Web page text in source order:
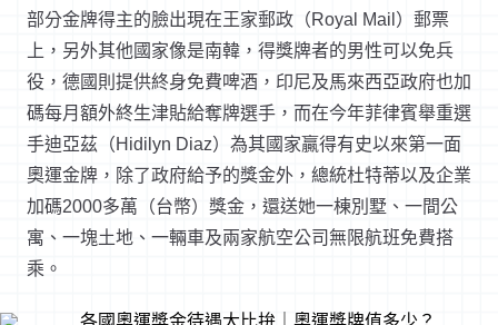
部分金牌得主的臉出現在王家郵政（Royal Mail）郵票
上，另外其他國家像是南韓，得獎牌者的男性可以免兵
役，德國則提供終身免費啤酒，印尼及馬來西亞政府也加
碼每月額外終生津貼給奪牌選手，而在今年菲律賓舉重選
手迪亞茲（Hidilyn Diaz）為其國家贏得有史以來第一面
奧運金牌，除了政府給予的獎金外，總統杜特蒂以及企業
加碼2000多萬（台幣）獎金，還送她一棟別墅、一間公
寓、一塊土地、一輛車及兩家航空公司無限航班免費搭
乘。